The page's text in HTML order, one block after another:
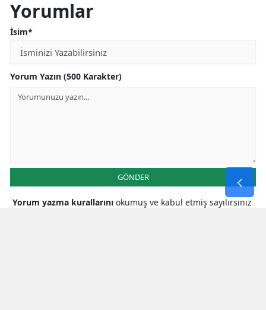
Yorumlar
İsim*
Yorum Yazın (500 Karakter)
GÖNDER
Yorum yazma kurallarını okumuş ve kabul etmiş sayılırsınız